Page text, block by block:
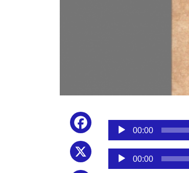
Facebook
Reproductor
audio
00:00
Reproductor
de
00:00